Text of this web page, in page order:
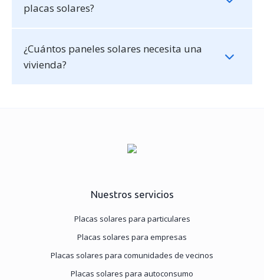
placas solares?
¿Cuántos paneles solares necesita una
vivienda?
Nuestros servicios
Placas solares para particulares
Placas solares para empresas
Placas solares para comunidades de vecinos
Placas solares para autoconsumo